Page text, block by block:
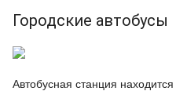
Городские автобусы
Автобусная станция